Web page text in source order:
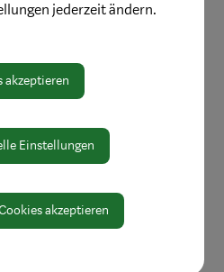
jederzeit ändern.
akzeptieren
Einstellungen
akzeptieren